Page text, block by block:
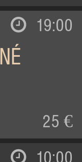
19:00
25 €
10:00